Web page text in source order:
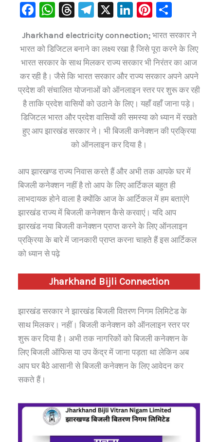
F
c
e
b
o
o
k
W
at
s
A
p
p
T
e
a
d
s
Te
gr
a
m
X
Li
k
e
dI
n
Pi
er
e
st
ar
e
Jharkhand electricity connection;भारत सरकार ने
भारत को डिजिटल बनाने का लक्ष्य रखा है जिसे पूरा करने के लिए
भारत सरकार के साथ मिलकर राज्य सरकार भी निरंतर का आज
कर रही है। जैसे कि भारत सरकार और राज्य सरकार अपने अपने
प्रदेश की संचालित योजनाओं को ऑनलाइन स्तर पर शुरू कर रही
है ताकि प्रदेश वासियों को उठाने के लिए। यहाँ वहाँ जाना पड़े।
डिजिटल भारत और प्रदेश वासियों की समस्या को ध्यान में रखते
हुए आप झारखंड सरकार ने। भी बिजली कनेक्शन की प्रक्रिया
को ऑनलाइन कर दिया है।
आप झारखण्ड राज्य निवास करते हैं और अभी तक आपके घर में
बिजली कनेक्शन नहीं है तो आप के लिए आर्टिकल बहुत ही
लाभदायक होने वाला है क्योंकि आज के आर्टिकल में हम बताएंगे
झारखंड राज्य में बिजली कनेक्शन कैसे करवाएं। यदि आप
झारखंड नया बिजली कनेक्शन प्राप्त करने के लिए ऑनलाइन
प्रक्रिया के बारे में जानकारी प्राप्त करना चाहते हैं इस आर्टिकल
को ध्यान से पढ़े
Jharkhand Bijli Connection
झारखंड सरकार ने झारखंड बिजली वितरण निगम लिमिटेड के
साथ मिलकर। नहीं। बिजली कनेक्शन को ऑनलाइन स्तर पर
शुरू कर दिया है। अभी तक नागरिकों को बिजली कनेक्शन के
लिए बिजली ऑफिस या उप केंद्र में जाना पड़ता था लेकिन अब
आप घर बैठे आसानी से बिजली कनेक्शन के लिए आवेदन कर
सकते हैं।